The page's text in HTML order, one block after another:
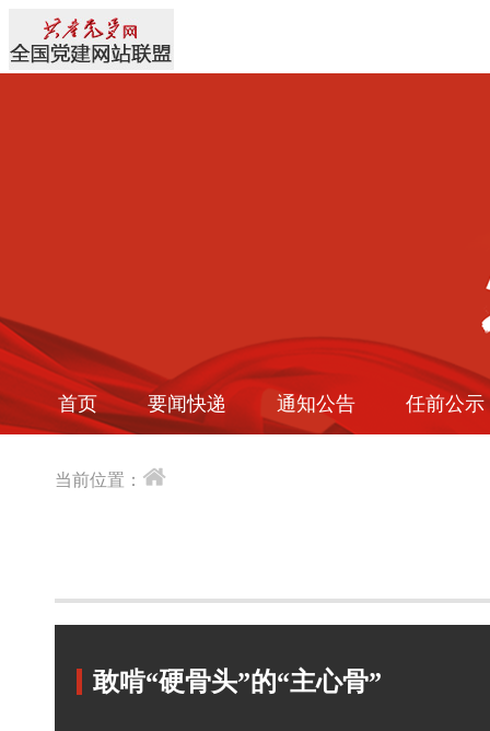
首页 要闻快递 通知公告 任前公示
当前位置：
敢啃“硬骨头”的“主心骨”